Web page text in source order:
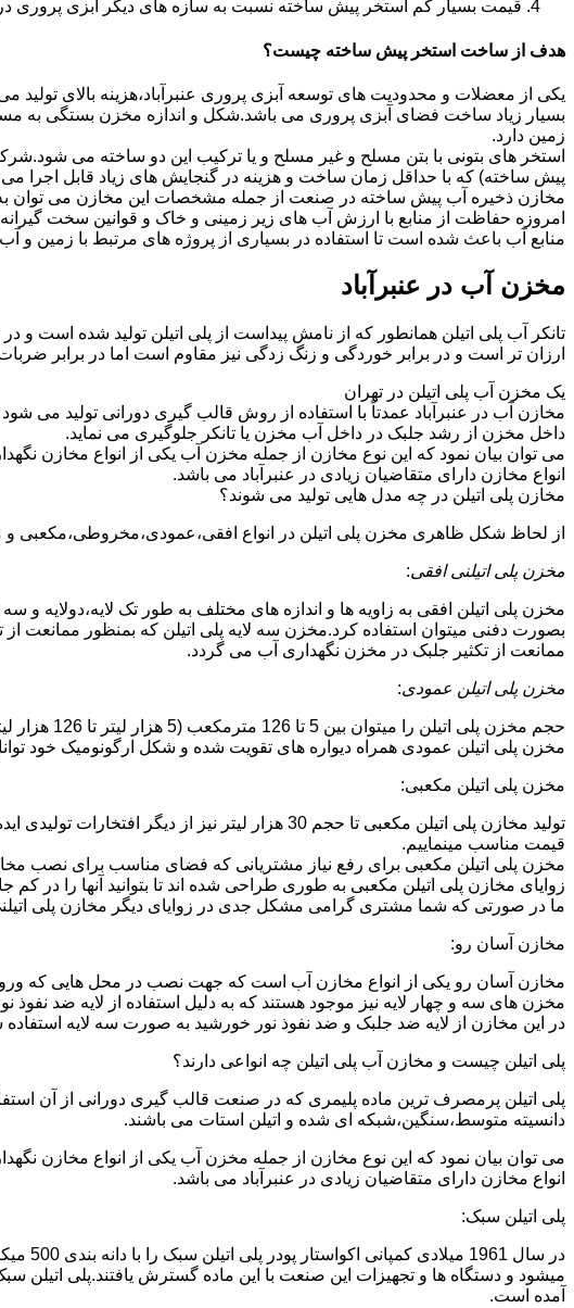
قیمت بسیار کم استخر پیش ساخته نسبت به سازه های دیگر آبزی پروری
هدف از ساخت استخر پیش ساخته چیست؟
یکی از معضلات و محدودیت های توسعه آبزی پروری عنبرآباد،هزینه بالای تولید
بسیار زیاد ساخت فضای آبزی پروری می باشد.شکل و اندازه مخزن بستگی به
زمین دارد.
استخر های بتونی با بتن مسلح و غیر مسلح و یا ترکیب این دو ساخته می
پیش ساخته) که با حداقل زمان ساخت و هزینه در گنجایش های زیاد قابل اجرا
مخازن ذخیره آب پیش ساخته در صنعت از جمله مشخصات این مخازن می توان به
امروزه حفاظت از منابع با ارزش آب های زیر زمینی و خاک و قوانین سخت
منابع آب باعث شده است تا استفاده در بسیاری از پروژه های مرتبط با زمین و
مخزن آب در عنبرآباد
تانکر آب پلی اتیلن همانطور که از نامش پیداست از پلی اتیلن تولید شده است و
ارزان تر است و در برابر خوردگی و زنگ زدگی نیز مقاوم است اما در برابر
یک مخزن آب پلی اتیلن در تهران
مخازن آب در عنبرآباد عمدتاً با استفاده از روش قالب گیری دورانی تولید می
داخل مخزن از رشد جلبک در داخل آب مخزن یا تانکر جلوگیری می نماید.
می توان بیان نمود که این نوع مخازن از جمله مخزن آب یکی از انواع مخازن
انواع مخازن دارای متقاضیان زیادی در عنبرآباد می باشد.
مخازن پلی اتیلن در چه مدل هایی تولید می شوند؟
از لحاظ شکل ظاهری مخزن پلی اتیلن در انواع افقی،عمودی،مخروطی،مکعبی و
مخزن پلی اتیلنی افقی:
مخزن پلی اتیلن افقی به زاویه ها و اندازه های مختلف به طور تک لایه،دولایه و
بصورت دفنی میتوان استفاده کرد.مخزن سه لایه پلی اتیلن که بمنظور ممانعت
ممانعت از تکثیر جلبک در مخزن نگهداری آب می گردد.
مخزن پلی اتیلن عمودی:
حجم مخزن پلی اتیلن را میتوان بین 5 تا 126 مترمکعب (5 هزار لیتر تا 126 هزار لیتر) در نظر گرفت.در انواع تک لایه،دولایه و سه لایه که قابل تولید می باشد.
مخزن پلی اتیلن عمودی همراه دیواره های تقویت شده و شکل ارگونومیک خود توانایی
مخزن پلی اتیلن مکعبی:
تولید مخازن پلی اتیلن مکعبی تا حجم 30 هزار لیتر
قیمت مناسب مینماییم.
مخزن پلی اتیلن مکعبی برای رفع نیاز مشتریانی که فضای مناسب برای نصب
زوایای مخازن پلی اتیلن مکعبی به طوری طراحی شده اند تا بتوانید آنها را در کم
ما در صورتی که شما مشتری گرامی مشکل جدی در زوایای دیگر مخازن پلی
مخازن آسان رو:
مخازن آسان رو یکی از انواع مخازن آب است که جهت نصب در محل هایی که
مخزن های سه و چهار لایه نیز موجود هستند که به دلیل استفاده از لایه ضد
در این مخازن از لایه ضد جلبک و ضد نفوذ نور خورشید به صورت سه لایه
پلی اتیلن چیست و مخازن آب پلی اتیلن چه انواعی دارند؟
دانسیته متوسط،سنگین،شبکه ای شده و اتیلن استات می باشند.
می توان بیان نمود که این نوع مخازن از جمله مخزن آب یکی از انواع مخازن
انواع مخازن دارای متقاضیان زیادی در عنبرآباد می باشد.
پلی اتیلن سبک:
در
میشود و دستگاه ها و تجهیزات این صنعت با این ماده گسترش یافتند.پلی اتیلن
آمده است.